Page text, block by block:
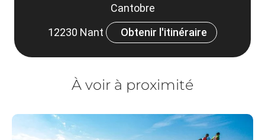
Cantobre
12230 Nant
Obtenir l'itinéraire
À voir à proximité